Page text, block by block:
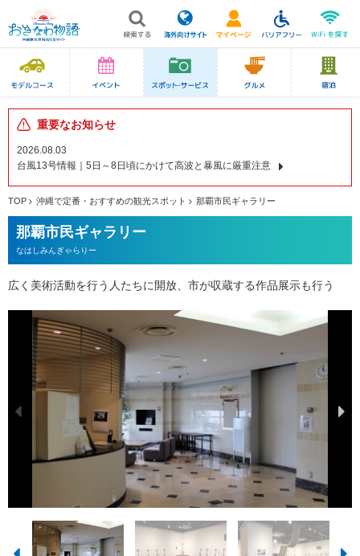
重要なお知らせ
2026.08.03
台風13号情報｜5日～8日頃にかけて高波と暴風に厳重注意
TOP 沖縄で定番・おすすめの観光スポット 那覇市民ギャラリー
那覇市民ギャラリー
なはしみんぎゃらりー
広く美術活動を行う人たちに開放、市が収蔵する作品展示も行う